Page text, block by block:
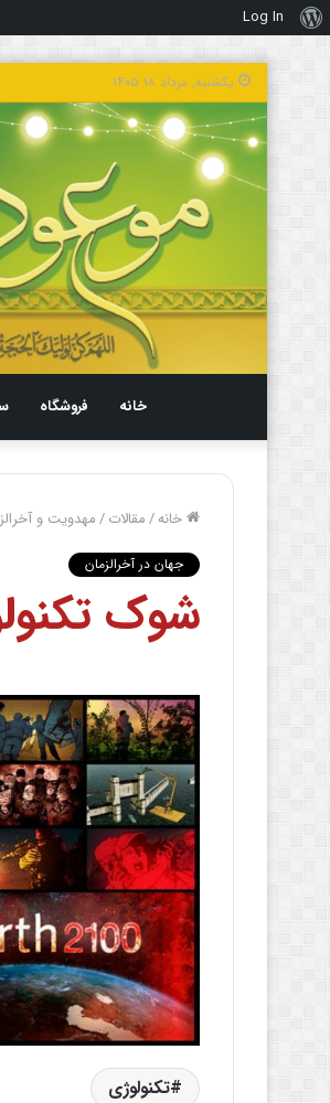
درباره
وردپرس
Log In
یکشنبه, مرداد ۱۸ ۱۴۰۵
خانه فروشگاه
خانه/مقالات/مهدویت و
جهان در آخرالزمان
شوک
تکنولوژی